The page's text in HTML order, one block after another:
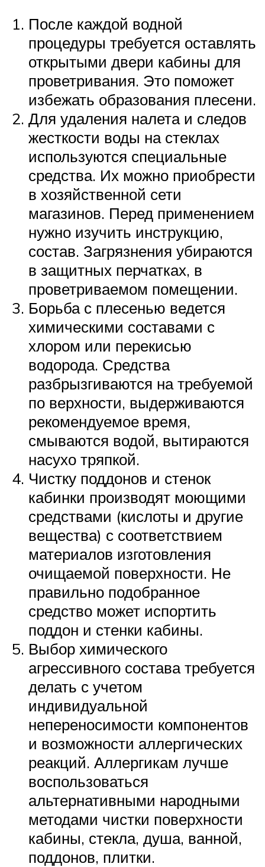
После каждой водной
процедуры требуется оставлять
открытыми двери кабины для
проветривания. Это поможет
избежать образования плесени.
Для удаления налета и следов
жесткости воды на стеклах
используются специальные
средства. Их можно приобрести
в хозяйственной сети
магазинов. Перед применением
нужно изучить инструкцию,
состав. Загрязнения убираются
в защитных перчатках, в
проветриваемом помещении.
Борьба с плесенью ведется
химическими составами с
хлором или перекисью
водорода. Средства
разбрызгиваются на требуемой
по верхности, выдерживаются
рекомендуемое время,
смываются водой, вытираются
насухо тряпкой.
Чистку поддонов и стенок
кабинки производят моющими
средствами (кислоты и другие
вещества) с соответствием
материалов изготовления
очищаемой поверхности. Не
правильно подобранное
средство может испортить
поддон и стенки кабины.
Выбор химического
агрессивного состава требуется
делать с учетом
индивидуальной
непереносимости компонентов
и возможности аллергических
реакций. Аллергикам лучше
воспользоваться
альтернативными народными
методами чистки поверхности
кабины, стекла, душа, ванной,
поддонов, плитки.